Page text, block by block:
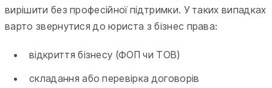
вирішити без професійної підтримки. У таких випадках
варто звернутися до юриста з бізнес права:
відкриття бізнесу (ФОП чи ТОВ)
складання або перевірка договорів